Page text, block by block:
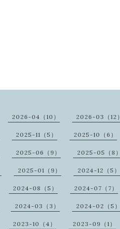
2026-04（10） 2026-03（12）
2025-11（5） 2025-10（6）
2025-06（9） 2025-05（8）
2025-01（9） 2024-12（5）
2024-08（5） 2024-07（7）
2024-03（3） 2024-02（5）
2023-10（4） 2023-09（1）